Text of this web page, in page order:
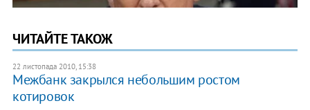
ЧИТАЙТЕ ТАКОЖ
22 листопада 2010, 15:38
Межбанк закрылся небольшим ростом
котировок